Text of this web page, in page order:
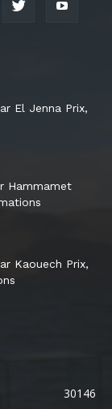
El Jenna Prix,
Hammamet
Kaouech Prix,
30146